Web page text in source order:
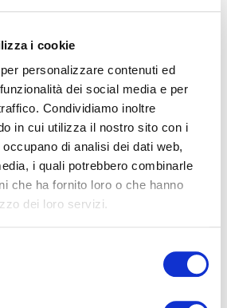
i cookie
personalizzare contenuti ed
dei social media e per
Condividiamo inoltre
in cui utilizza il nostro sito con i
di analisi dei dati web,
i quali potrebbero combinarle
che ha fornito loro o che hanno
dei loro servizi.
MAGAZINE